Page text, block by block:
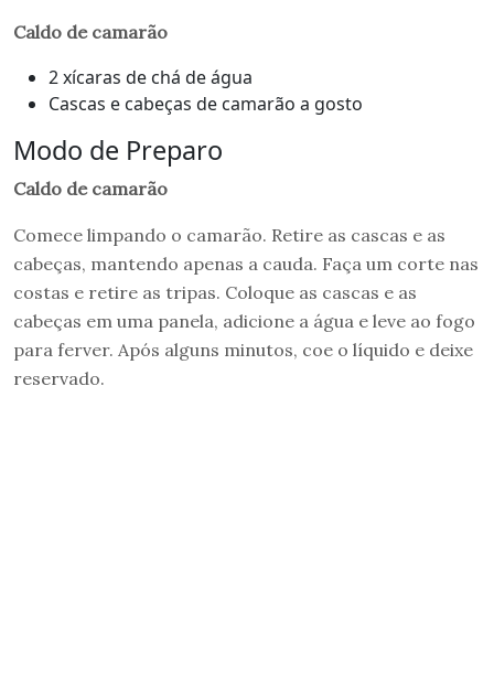
Caldo de camarão
2 xícaras de chá de água
Cascas e cabeças de camarão a gosto
Modo de Preparo
Caldo de camarão
Comece limpando o camarão. Retire as cascas e as
cabeças, mantendo apenas a cauda. Faça um corte nas
costas e retire as tripas. Coloque as cascas e as
cabeças em uma panela, adicione a água e leve ao fogo
para ferver. Após alguns minutos, coe o líquido e deixe
reservado.